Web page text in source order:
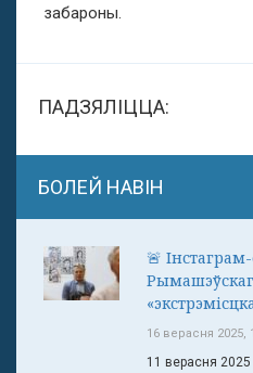
забароны.
ПАДЗЯЛІЦЦА:
БОЛЕЙ НАВІН
🚨
16 верасня 2025,
11 верасня 2025